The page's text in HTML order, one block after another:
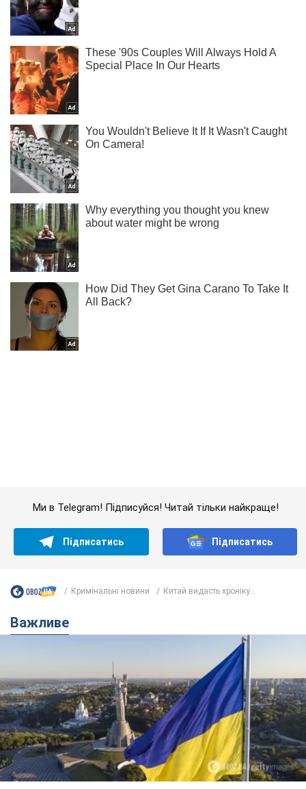
Якою була оригінальна версія гімну України та
чому її боялася Російська імперія: про це не
розповідають у школі
Державним символом є тільки перший куплет та приспів пісні
7 часов назад 31,3 т.
Олександру Пономарьову – 53: що